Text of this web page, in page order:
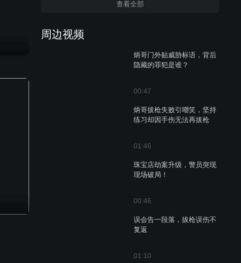
查看全部
周边视频
炳哥门外贴威胁标语，背后
隐藏的罪犯是谁？
00:47
炳哥拔枪失败引嘲笑，坚持
练习却因手伤无法再拔枪
01:46
珠宝店劫案升级，警员突现
现场破局！
00:46
误会告一段落，拔枪误伤不
复返
01:10